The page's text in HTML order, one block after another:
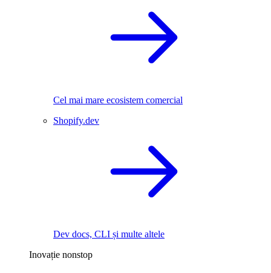
Cel mai mare ecosistem comercial
Shopify.dev
Dev docs, CLI și multe altele
Inovație nonstop